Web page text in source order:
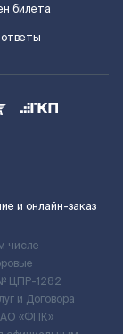
билета
и онлайн-заказ
числе
ЦПР-1282
и Договора
«ФПК»